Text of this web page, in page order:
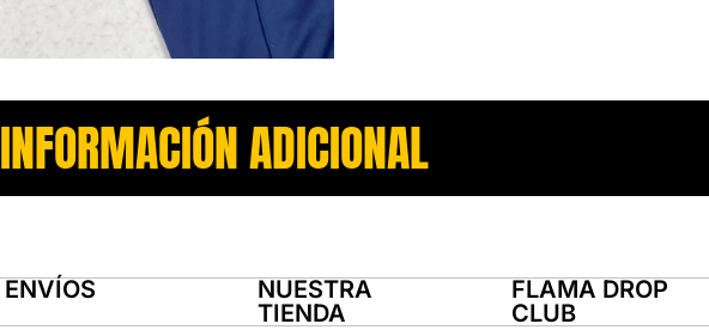
INFORMACIÓN ADICIONAL
ENVÍOS
NUESTRA
TIENDA
FLAMA DROP
CLUB